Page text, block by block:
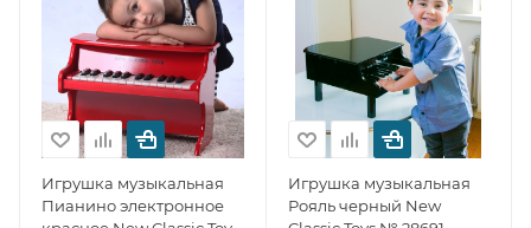
Игрушка музыкальная
Пианино электронное
Игрушка музыкальная
Рояль черный New